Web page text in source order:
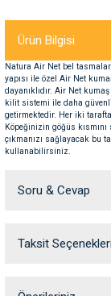
Su Kabları
Ürün Bilgisi
Natura Air Net bel
yapısı ile özel Air Net
dayanıklıdır. Air Net
kilit sistemi ile daha
getirmektedir. Her iki
Köpeğinizin göğüs
çıkmanızı sağlayacak bu
kullanabilirsiniz.
Soru & Cevap
Ürün
Taksit Seçenekleri